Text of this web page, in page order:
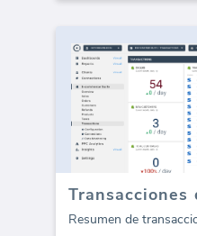
Resumen de